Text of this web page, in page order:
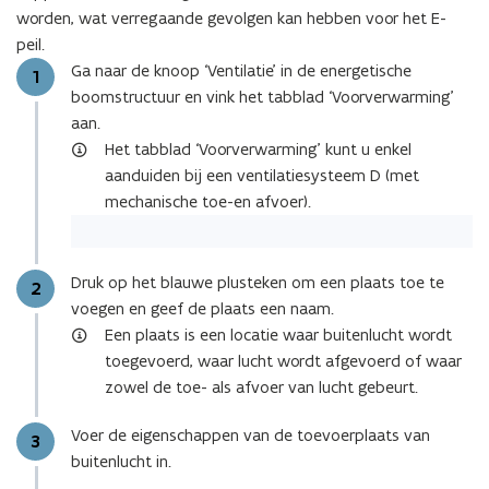
worden, wat verregaande gevolgen kan hebben voor het E-
peil.
Stap
1
Ga naar de knoop ‘Ventilatie’ in de energetische
boomstructuur en vink het tabblad ‘Voorverwarming’
aan.
Het tabblad ‘Voorverwarming’ kunt u enkel
aanduiden bij een ventilatiesysteem D (met
mechanische toe-en afvoer).
Stap
2
Druk op het blauwe plusteken om een plaats toe te
voegen en geef de plaats een naam.
Een plaats is een locatie waar buitenlucht wordt
toegevoerd, waar lucht wordt afgevoerd of waar
zowel de toe- als afvoer van lucht gebeurt.
Stap
3
Voer de eigenschappen van de toevoerplaats van
buitenlucht in.